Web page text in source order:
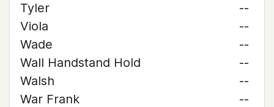
Tyler
--
Viola
--
Wade
--
Wall Handstand Hold
--
Walsh
--
War Frank
--